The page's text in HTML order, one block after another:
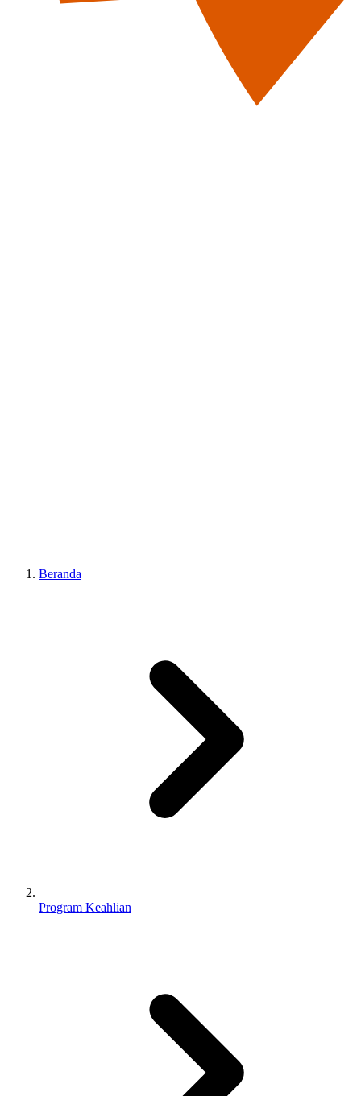
Beranda
Program Keahlian